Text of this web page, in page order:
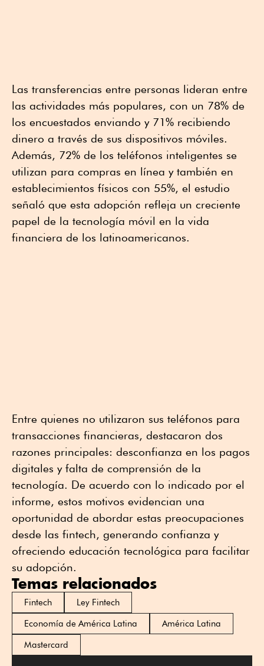
Las transferencias entre personas lideran entre
las actividades más populares, con un 78% de
los encuestados enviando y 71% recibiendo
dinero a través de sus dispositivos móviles.
Además, 72% de los teléfonos inteligentes se
utilizan para compras en línea y también en
establecimientos físicos con 55%, el estudio
señaló que esta adopción refleja un creciente
papel de la tecnología móvil en la vida
financiera de los latinoamericanos.
Entre quienes no utilizaron sus teléfonos para
transacciones financieras, destacaron dos
razones principales: desconfianza en los pagos
digitales y falta de comprensión de la
tecnología. De acuerdo con lo indicado por el
informe, estos motivos evidencian una
oportunidad de abordar estas preocupaciones
desde las fintech, generando confianza y
ofreciendo educación tecnológica para facilitar
su adopción.
Temas relacionados
Fintech
Ley Fintech
Economía de América Latina
América Latina
Mastercard